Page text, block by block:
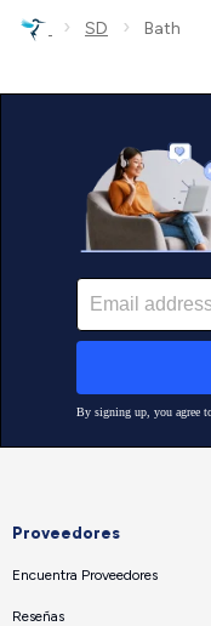
› SD › Bath
Proveedores
Encuentra Proveedores
Reseñas